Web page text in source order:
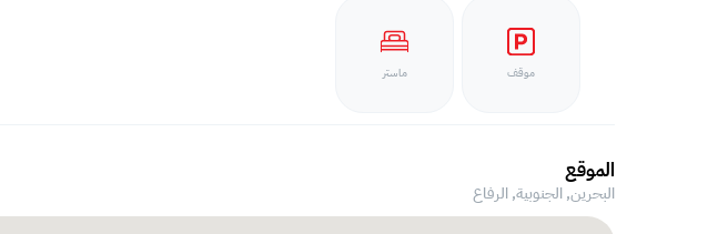
موقف ماستر
الموقع
البحرين, الجنوبية,الرفاع